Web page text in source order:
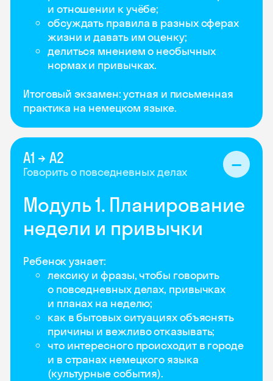
и отношении к учёбе;
обсуждать правила в разных сферах
жизни и давать им оценку;
делиться мнением о необычных
нормах и привычках.
Итоговый экзамен: устная и письменная
практика на немецком языке.
А1 → А2
Говорить о повседневных делах
Модуль 1. Планирование
недели и привычки
Ребенок узнает:
лексику и фразы, чтобы говорить
о повседневных делах, привычках
и планах на неделю;
как в бытовых ситуациях объяснять
причины и вежливо отказывать;
что интересного происходит в городе
и в странах немецкого языка
(культурные события).